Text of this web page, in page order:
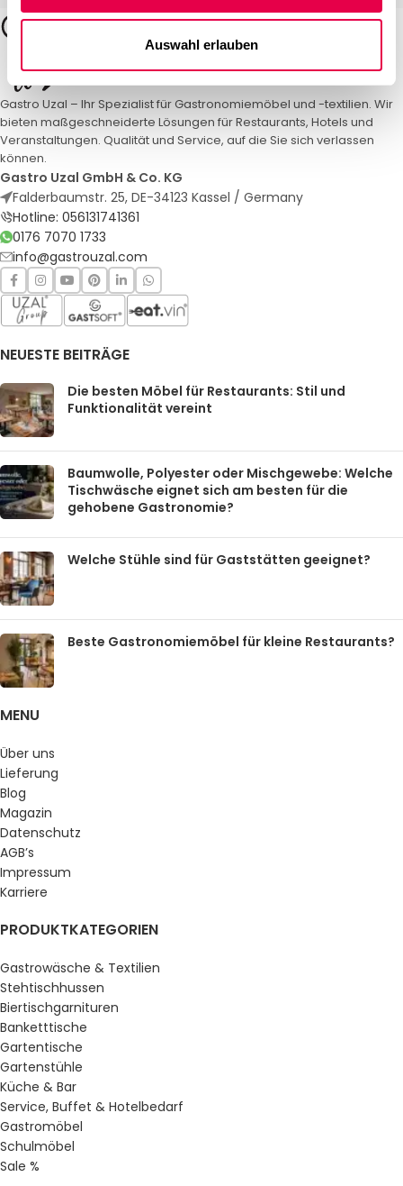
Auswahl erlauben
Gastro Uzal – Ihr Spezialist für Gastronomiemöbel und -textilien. Wir
bieten maßgeschneiderte Lösungen für Restaurants, Hotels und
Veranstaltungen. Qualität und Service, auf die Sie sich verlassen
können.
Gastro Uzal GmbH & Co. KG
Falderbaumstr. 25, DE-34123 Kassel / Germany
Hotline: 056131741361
0176 7070 1733
info@gastrouzal.com
NEUESTE BEITRÄGE
Die besten Möbel für Restaurants: Stil und
Funktionalität vereint
Baumwolle, Polyester oder Mischgewebe: Welche
Tischwäsche eignet sich am besten für die
gehobene Gastronomie?
Welche Stühle sind für Gaststätten geeignet?
Beste Gastronomiemöbel für kleine Restaurants?
MENU
Über uns
Lieferung
Blog
Magazin
Datenschutz
AGB’s
Impressum
Karriere
PRODUKTKATEGORIEN
Gastrowäsche & Textilien
Stehtischhussen
Biertischgarnituren
Banketttische
Gartentische
Gartenstühle
Küche & Bar
Service, Buffet & Hotelbedarf
Gastromöbel
Schulmöbel
Sale %